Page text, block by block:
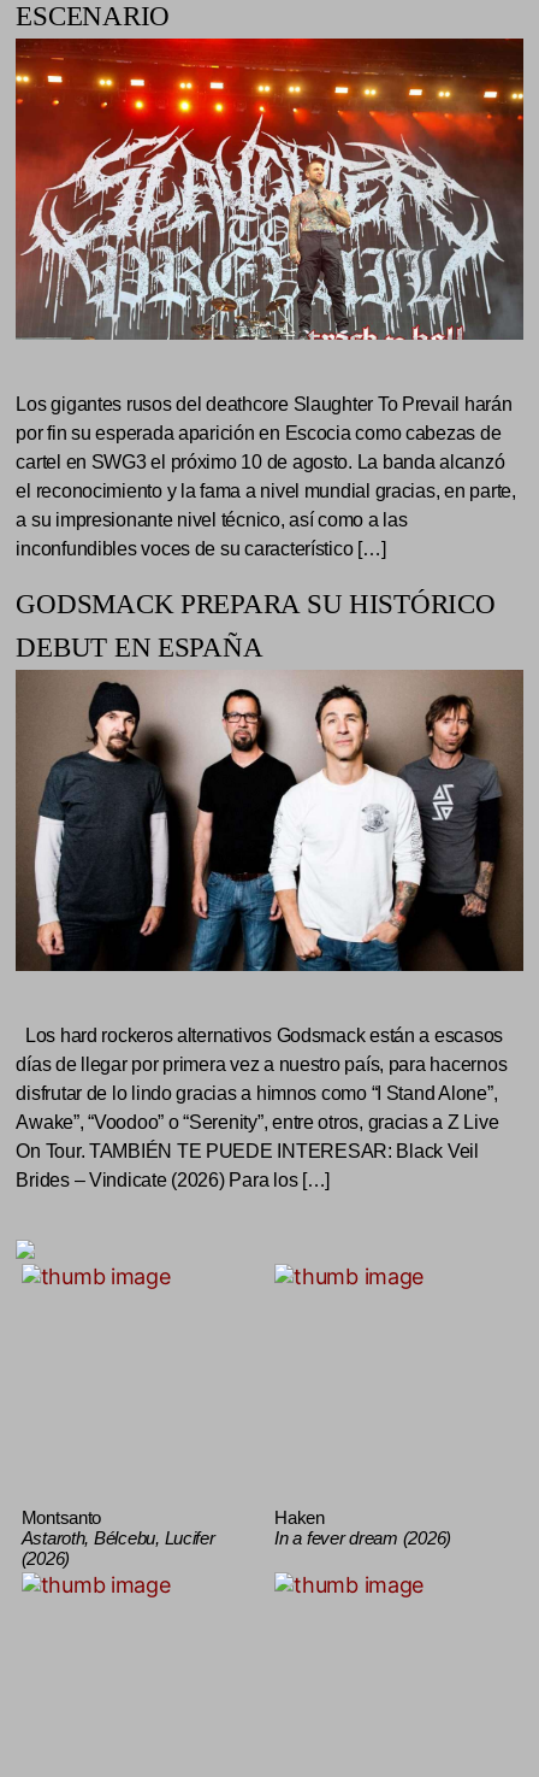
ESCENARIO
Los gigantes rusos del deathcore Slaughter To Prevail harán
por fin su esperada aparición en Escocia como cabezas de
cartel en SWG3 el próximo 10 de agosto. La banda alcanzó
el reconocimiento y la fama a nivel mundial gracias, en parte,
a su impresionante nivel técnico, así como a las
inconfundibles voces de su característico […]
GODSMACK PREPARA SU HISTÓRICO
DEBUT EN ESPAÑA
Los hard rockeros alternativos Godsmack están a escasos
días de llegar por primera vez a nuestro país, para hacernos
disfrutar de lo lindo gracias a himnos como “I Stand Alone”,
Awake”, “Voodoo” o “Serenity”, entre otros, gracias a Z Live
On Tour. TAMBIÉN TE PUEDE INTERESAR: Black Veil
Brides – Vindicate (2026) Para los […]
Montsanto
Astaroth, Bélcebu, Lucifer
(2026)
Haken
In a fever dream (2026)